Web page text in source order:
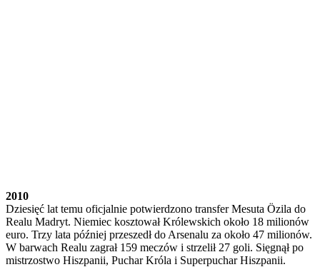
2010
Dziesięć lat temu oficjalnie potwierdzono transfer Mesuta Özila do
Realu Madryt. Niemiec kosztował Królewskich około 18 milionów
euro. Trzy lata później przeszedł do Arsenalu za około 47 milionów.
W barwach Realu zagrał 159 meczów i strzelił 27 goli. Sięgnął po
mistrzostwo Hiszpanii, Puchar Króla i Superpuchar Hiszpanii.